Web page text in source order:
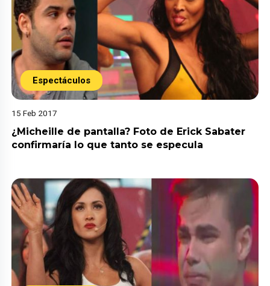
Espectáculos
15 Feb 2017
¿Micheille de pantalla? Foto de Erick Sabater
confirmaría lo que tanto se especula